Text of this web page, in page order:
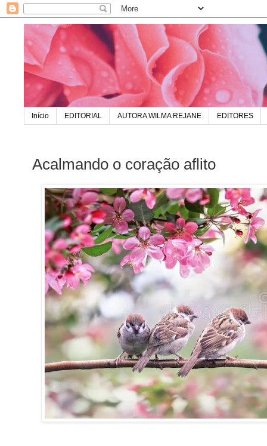
Início EDITORIAL AUTORA WILMA REJANE EDITORES
Acalmando o coração aflito